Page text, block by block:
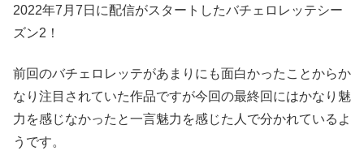
2022年7月7日に配信がスタートしたバチェロレッテシー
ズン2！
前回のバチェロレッテがあまりにも面白かったことからか
なり注目されていた作品ですが今回の最終回にはかなり魅
力を感じなかったと一言魅力を感じた人で分かれているよ
うです。